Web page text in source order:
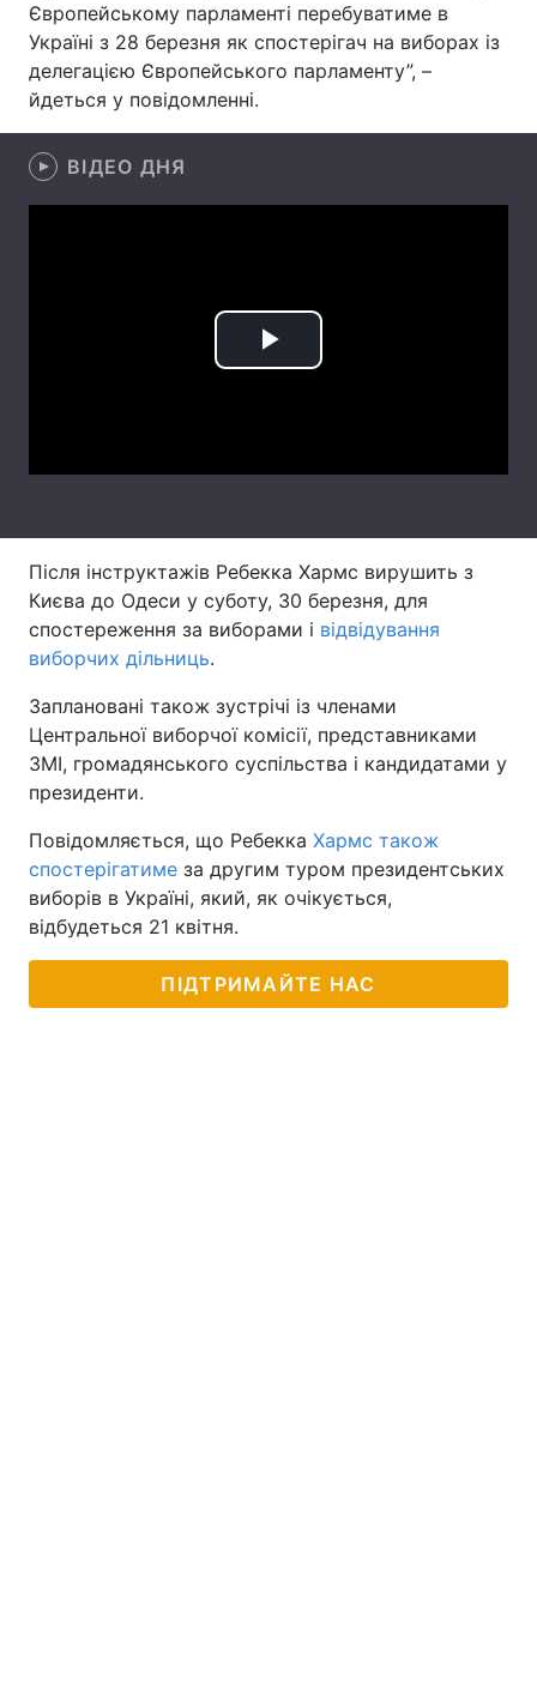
Цікавинки Погода
Екологія Регіони
Лонгріди
Відео з Youtube Статті
Вакансії
Тема оформлення
Європейському парламенті перебуватиме в
Україні з 28 березня як спостерігач на виборах із
делегацією Європейського парламенту”, –
йдеться у повідомленні.
ВІДЕО ДНЯ
Play
Після інструктажів Ребекка Хармс вирушить з
Києва до Одеси у суботу, 30 березня, для
спостереження за виборами і відвідування
виборчих дільниць.
Заплановані також зустрічі із членами
Центральної виборчої комісії, представниками
ЗМІ, громадянського суспільства і кандидатами у
президенти.
Повідомляється, що Ребекка Хармс також
спостерігатиме за другим туром президентських
виборів в Україні, який, як очікується,
відбудеться 21 квітня.
ПІДТРИМАЙТЕ НАС